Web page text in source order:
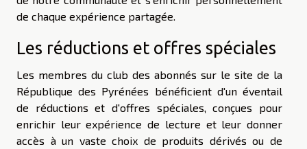
de chaque expérience partagée.
Les réductions et offres spéciales
Les membres du club des abonnés sur le site de la
République des Pyrénées bénéficient d'un éventail
de réductions et d'offres spéciales, conçues pour
enrichir leur expérience de lecture et leur donner
accès à un vaste choix de produits dérivés ou de